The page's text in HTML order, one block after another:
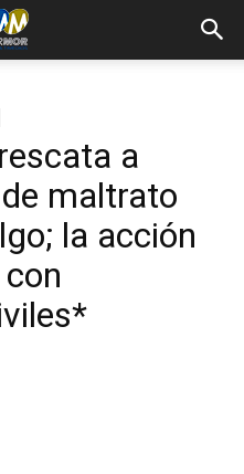
a
maltrato
la acción